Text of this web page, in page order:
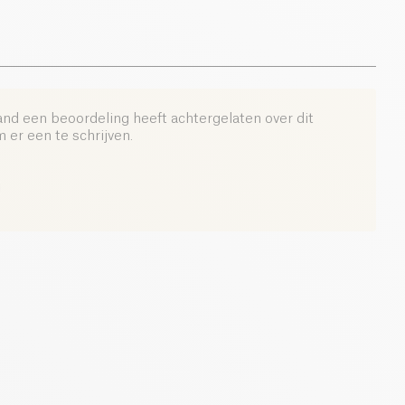
een beoordeling heeft achtergelaten over dit
er een te schrijven.